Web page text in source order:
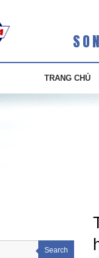
TRANG CHỦ
Search